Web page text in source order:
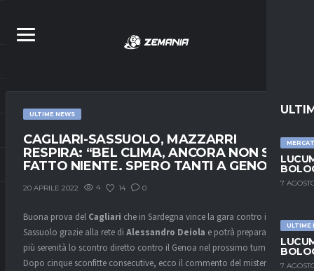
7
ULTIME
7
ULTIME NEWS
CAGLIARI-SASSUOLO, MAZZARRI
RESPIRA: “BEL CLIMA, ANCORA NON SI È
FATTO NIENTE. SPERO TANTI A GENOVA”
20 APRILE 2022 4 14 0
Buona prova del Cagliari che in Sardegna vince la gara contro il
Sassuolo grazie alla rete di Alessandro Deiola e potrà preparare con
più serenità lo scontro diretto contro il Genoa nel prossimo turno.
Dopo cinque sconfitte consecutive, ecco il commento del mister